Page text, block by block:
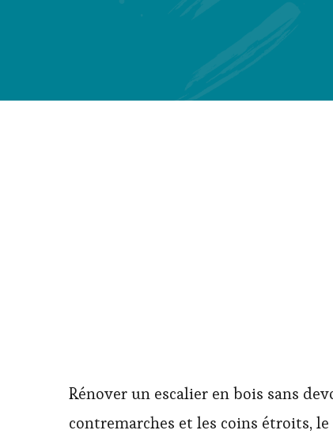
Rénover un escalier en bois sans
contremarches et les coins étroits, le